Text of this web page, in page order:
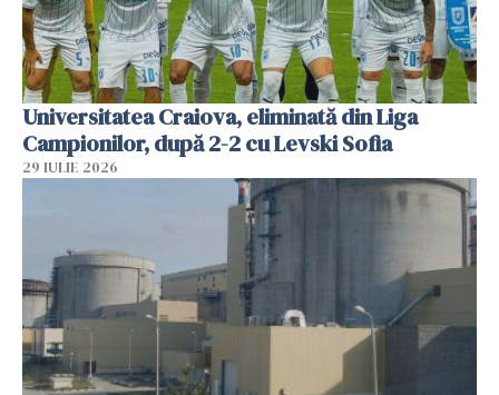
Universitatea Craiova, eliminată din Liga
Campionilor, după 2-2 cu Levski Sofia
29 IULIE 2026